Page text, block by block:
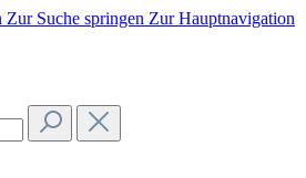
Zur Suche springen Zur Hauptnavigation